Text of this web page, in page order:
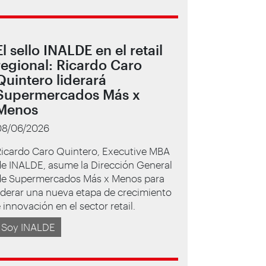
sello INALDE en el retail
Ricardo Caro
liderará
Más x
06/2026
Caro Quintero, Executive MBA
INALDE, asume la Dirección General
Supermercados Más x Menos para
una nueva etapa de crecimiento
innovación en el sector retail.
Soy INALDE